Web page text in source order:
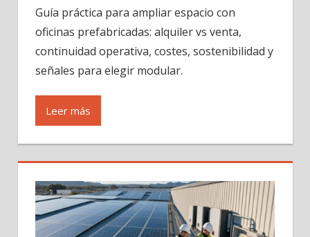
Guía práctica para ampliar espacio con
oficinas prefabricadas: alquiler vs venta,
continuidad operativa, costes, sostenibilidad y
señales para elegir modular.
Leer más